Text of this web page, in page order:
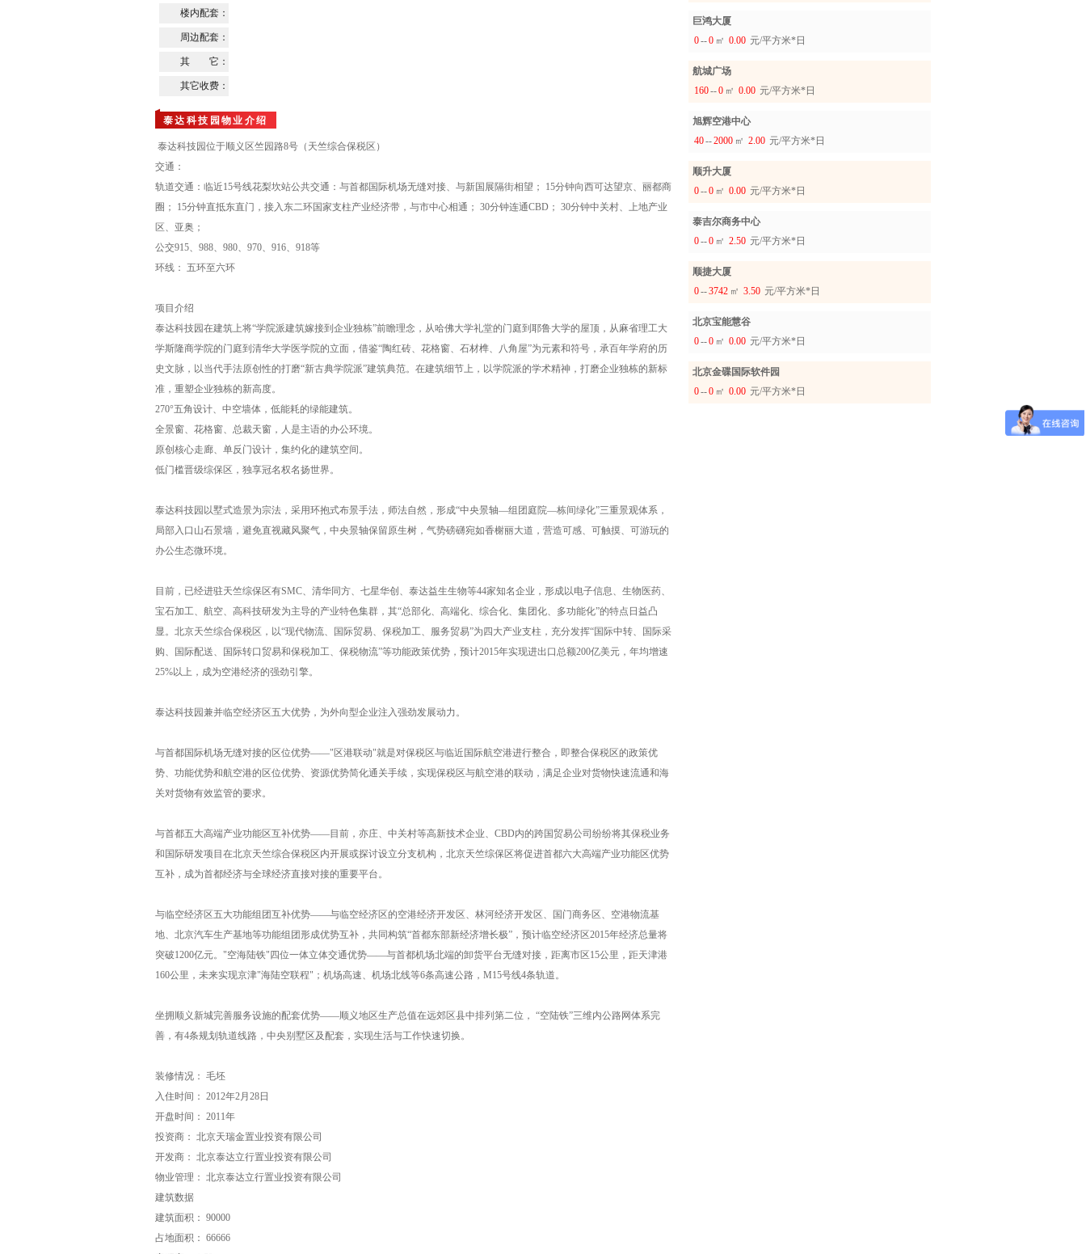
楼内配套：
周边配套：
其 它：
其它收费：
泰达科技园物业介绍
泰达科技园位于顺义区竺园路8号（天竺综合保税区）
交通：
轨道交通：临近15号线花梨坎站公共交通：与首都国际机场无缝对接、与新国展隔街相望； 15分钟向西可达望京、丽都商
圈； 15分钟直抵东直门，接入东二环国家支柱产业经济带，与市中心相通； 30分钟连通CBD； 30分钟中关村、上地产业
区、亚奥；
公交915、988、980、970、916、918等
环线： 五环至六环
项目介绍
泰达科技园在建筑上将“学院派建筑嫁接到企业独栋”前瞻理念，从哈佛大学礼堂的门庭到耶鲁大学的屋顶，从麻省理工大
学斯隆商学院的门庭到清华大学医学院的立面，借鉴“陶红砖、花格窗、石材榫、八角屋”为元素和符号，承百年学府的历
史文脉，以当代手法原创性的打磨“新古典学院派”建筑典范。在建筑细节上，以学院派的学术精神，打磨企业独栋的新标
准，重塑企业独栋的新高度。
270°五角设计、中空墙体，低能耗的绿能建筑。
全景窗、花格窗、总裁天窗，人是主语的办公环境。
原创核心走廊、单反门设计，集约化的建筑空间。
低门槛晋级综保区，独享冠名权名扬世界。
泰达科技园以墅式造景为宗法，采用环抱式布景手法，师法自然，形成“中央景轴—组团庭院—栋间绿化”三重景观体系，
局部入口山石景墙，避免直视藏风聚气，中央景轴保留原生树，气势磅礴宛如香榭丽大道，营造可感、可触摸、可游玩的
办公生态微环境。
目前，已经进驻天竺综保区有SMC、清华同方、七星华创、泰达益生生物等44家知名企业，形成以电子信息、生物医药、
宝石加工、航空、高科技研发为主导的产业特色集群，其“总部化、高端化、综合化、集团化、多功能化”的特点日益凸
显。北京天竺综合保税区，以“现代物流、国际贸易、保税加工、服务贸易”为四大产业支柱，充分发挥“国际中转、国际采
购、国际配送、国际转口贸易和保税加工、保税物流”等功能政策优势，预计2015年实现进出口总额200亿美元，年均增速
25%以上，成为空港经济的强劲引擎。
泰达科技园兼并临空经济区五大优势，为外向型企业注入强劲发展动力。
与首都国际机场无缝对接的区位优势——"区港联动"就是对保税区与临近国际航空港进行整合，即整合保税区的政策优
势、功能优势和航空港的区位优势、资源优势简化通关手续，实现保税区与航空港的联动，满足企业对货物快速流通和海
关对货物有效监管的要求。
与首都五大高端产业功能区互补优势——目前，亦庄、中关村等高新技术企业、CBD内的跨国贸易公司纷纷将其保税业务
和国际研发项目在北京天竺综合保税区内开展或探讨设立分支机构，北京天竺综保区将促进首都六大高端产业功能区优势
互补，成为首都经济与全球经济直接对接的重要平台。
与临空经济区五大功能组团互补优势——与临空经济区的空港经济开发区、林河经济开发区、国门商务区、空港物流基
地、北京汽车生产基地等功能组团形成优势互补，共同构筑“首都东部新经济增长极”，预计临空经济区2015年经济总量将
突破1200亿元。"空海陆铁"四位一体立体交通优势——与首都机场北端的卸货平台无缝对接，距离市区15公里，距天津港
160公里，未来实现京津"海陆空联程"；机场高速、机场北线等6条高速公路，M15号线4条轨道。
坐拥顺义新城完善服务设施的配套优势——顺义地区生产总值在远郊区县中排列第二位， “空陆铁”三维内公路网体系完
善，有4条规划轨道线路，中央别墅区及配套，实现生活与工作快速切换。
装修情况： 毛坯
入住时间： 2012年2月28日
开盘时间： 2011年
投资商： 北京天瑞金置业投资有限公司
开发商： 北京泰达立行置业投资有限公司
物业管理： 北京泰达立行置业投资有限公司
建筑数据
建筑面积： 90000
占地面积： 66666
巨鸿大厦
0--0 ㎡ 0.00 元/平方米*日
航城广场
160--0 ㎡ 0.00 元/平方米*日
旭辉空港中心
40--2000 ㎡ 2.00 元/平方米*日
顺升大厦
0--0 ㎡ 0.00 元/平方米*日
泰吉尔商务中心
0--0 ㎡ 2.50 元/平方米*日
顺捷大厦
0--3742 ㎡ 3.50 元/平方米*日
北京宝能慧谷
0--0 ㎡ 0.00 元/平方米*日
北京金碟国际软件园
0--0 ㎡ 0.00 元/平方米*日